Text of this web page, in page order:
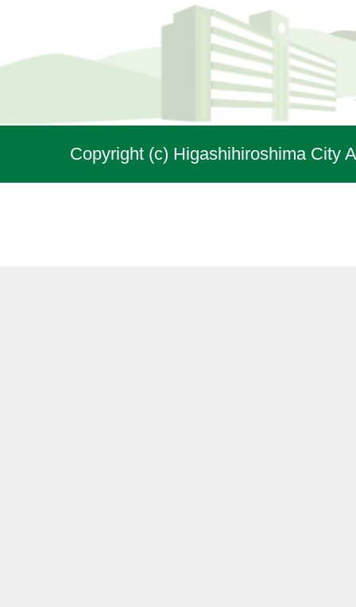
Copyright (c) Higashihiroshima City